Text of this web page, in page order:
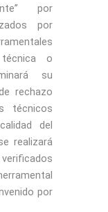
por
por
o
su
rechazo
técnicos
del
realizará
por